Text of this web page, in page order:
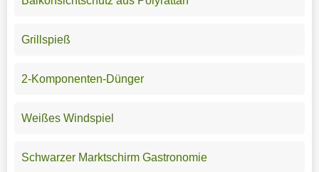
Grillspieß
2-Komponenten-Dünger
Weißes Windspiel
Schwarzer Marktschirm Gastronomie